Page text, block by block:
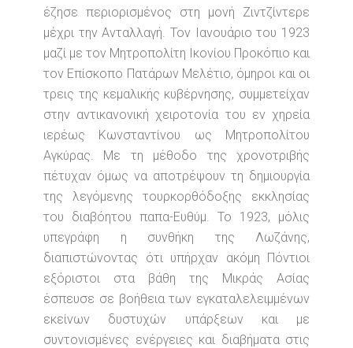
έζησε περιορισμένος στη μονή Ζιντζίντερε
μέχρι την Ανταλλαγή. Τον Ιανουάριο του 1923
μαζί με τον Μητροπολίτη Ικονίου Προκόπιο και
τον Επίσκοπο Πατάρων Μελέτιο, όμηροι και οι
τρεις της κεμαλικής κυβέρνησης, συμμετείχαν
στην αντικανονική χειροτονία του εν χηρεία
ιερέως Κωνσταντίνου ως Μητροπολίτου
Αγκύρας. Με τη μέθοδο της χρονοτριβής
πέτυχαν όμως να αποτρέψουν τη δημιουργία
της λεγόμενης τουρκορθόδοξης εκκλησίας
του διαβόητου παπα-Ευθύμ. Το 1923, μόλις
υπεγράφη η συνθήκη της Λωζάνης,
διαπιστώνοντας ότι υπήρχαν ακόμη Πόντιοι
εξόριστοι στα βάθη της Μικράς Ασίας
έσπευσε σε βοήθεια των εγκαταλελειμμένων
εκείνων δυστυχών υπάρξεων και με
συντονισμένες ενέργειες και διαβήματα στις